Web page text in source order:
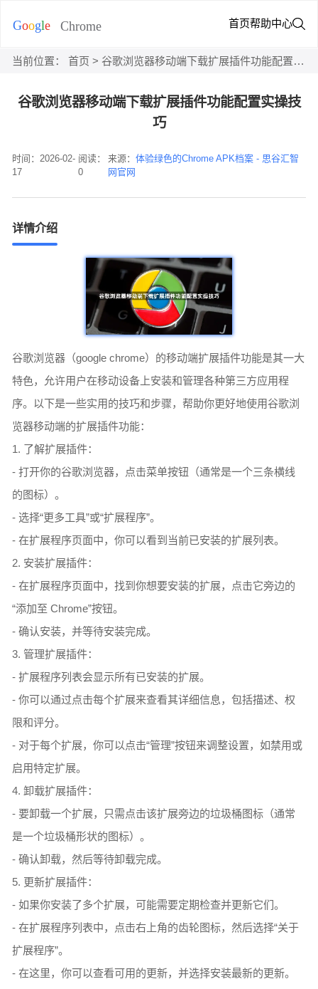
首页帮助中心
当前位置： 首页 > 谷歌浏览器移动端下载扩展插件功能配置实操技巧
谷歌浏览器移动端下载扩展插件功能配置实操技
巧
时间：2026-02-
17
阅读：
0
来源：体验绿色的Chrome APK档案 - 思谷汇智
网官网
详情介绍
谷歌浏览器（google chrome）的移动端扩展插件功能是其一大
特色，允许用户在移动设备上安装和管理各种第三方应用程
序。以下是一些实用的技巧和步骤，帮助你更好地使用谷歌浏
览器移动端的扩展插件功能：
1. 了解扩展插件：
- 打开你的谷歌浏览器，点击菜单按钮（通常是一个三条横线
的图标）。
- 选择“更多工具”或“扩展程序”。
- 在扩展程序页面中，你可以看到当前已安装的扩展列表。
2. 安装扩展插件：
- 在扩展程序页面中，找到你想要安装的扩展，点击它旁边的
“添加至 Chrome”按钮。
- 确认安装，并等待安装完成。
3. 管理扩展插件：
- 扩展程序列表会显示所有已安装的扩展。
- 你可以通过点击每个扩展来查看其详细信息，包括描述、权
限和评分。
- 对于每个扩展，你可以点击“管理”按钮来调整设置，如禁用或
启用特定扩展。
4. 卸载扩展插件：
- 要卸载一个扩展，只需点击该扩展旁边的垃圾桶图标（通常
是一个垃圾桶形状的图标）。
- 确认卸载，然后等待卸载完成。
5. 更新扩展插件：
- 如果你安装了多个扩展，可能需要定期检查并更新它们。
- 在扩展程序列表中，点击右上角的齿轮图标，然后选择“关于
扩展程序”。
- 在这里，你可以查看可用的更新，并选择安装最新的更新。